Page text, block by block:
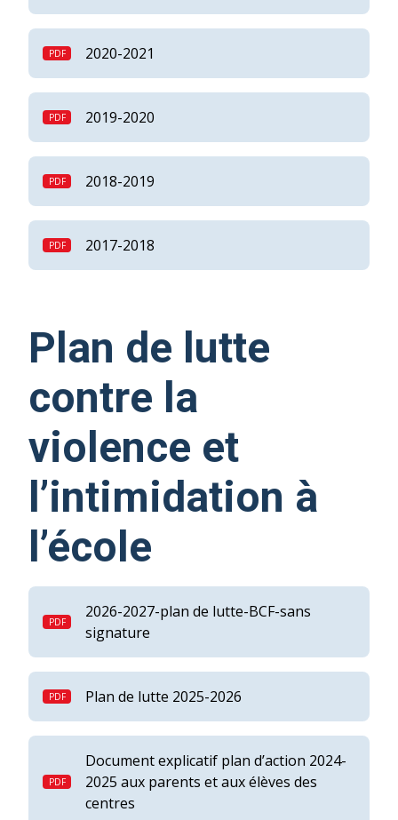
2020-2021
2019-2020
2018-2019
2017-2018
Plan de lutte
contre la
violence et
l’intimidation à
l’école
2026-2027-plan de lutte-BCF-sans
signature
Plan de lutte 2025-2026
Document explicatif plan d’action 2024-
2025 aux parents et aux élèves des
centres